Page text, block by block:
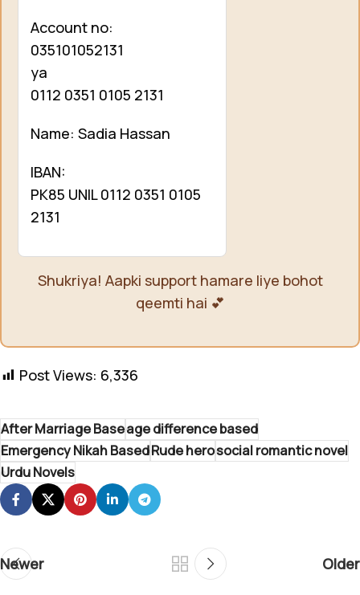
Account no:
035101052131
ya
0112 0351 0105 2131
Name: Sadia Hassan
IBAN:
PK85 UNIL 0112 0351 0105
2131
Shukriya! Aapki support hamare liye bohot
qeemti hai 💕
Post Views: 6,336
After Marriage Baseage difference based
Emergency Nikah BasedRude herosocial romantic novel
Urdu Novels
Newer Older